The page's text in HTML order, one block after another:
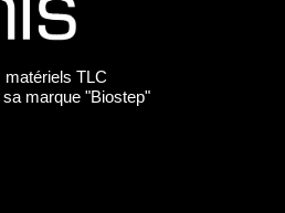
matériels TLC
marque "Biostep"